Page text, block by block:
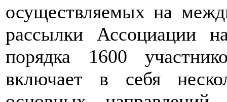
осуществляемых на
рассылки Ассоциации
порядка 1600
включает в себя